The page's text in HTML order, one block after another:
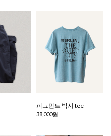
피그먼트 박시 tee
38,000원